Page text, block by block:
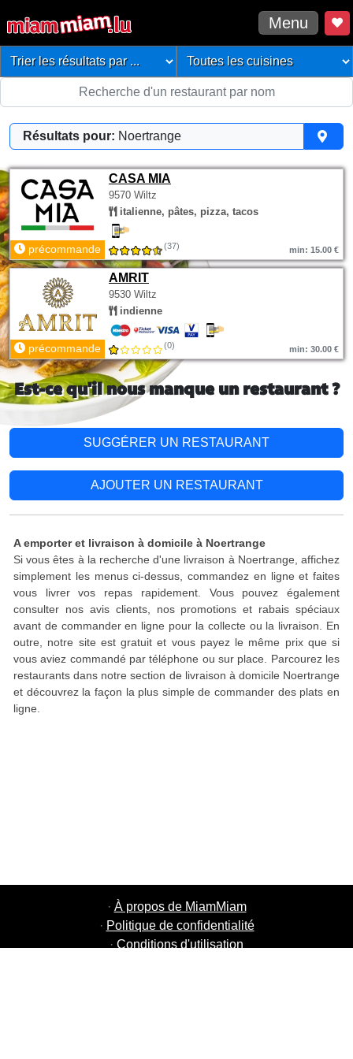
Menu
Résultats pour: Noertrange
CASA MIA
9570 Wiltz
italienne, pâtes, pizza, tacos
précommande (37) min: 15.00 €
AMRIT
9530 Wiltz
indienne
précommande (0) min: 30.00 €
Est-ce qu'il nous manque un restaurant ?
SUGGÉRER UN RESTAURANT
AJOUTER UN RESTAURANT
A emporter et livraison à domicile à Noertrange
Si vous êtes à la recherche d'une livraison à Noertrange, affichez
simplement les menus ci-dessus, commandez en ligne et faites
vous livrer vos repas rapidement. Vous pouvez également
consulter nos avis clients, nos promotions et rabais spéciaux
avant de commander en ligne pour la collecte ou la livraison. En
outre, notre site est gratuit et vous payez le même prix que si
vous aviez commandé par téléphone ou sur place. Parcourez les
restaurants dans notre section de livraison à domicile Noertrange
et découvrez la façon la plus simple de commander des plats en
ligne.
· À propos de MiamMiam
· Politique de confidentialité
· Conditions d'utilisation